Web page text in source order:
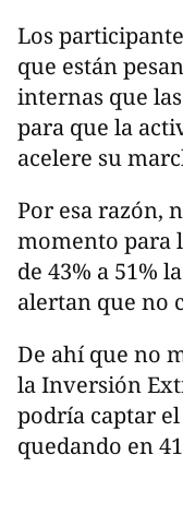
Los
que están
internas que
para que la
acelere su
Por esa razón,
momento para
de 43% a 51%
alertan que no
De ahí que no
la Inversión
podría captar
quedando en